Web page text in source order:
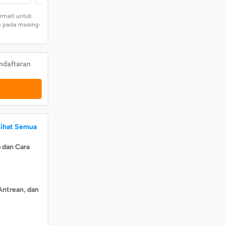
untuk
pada masing-
Semua
Cara
dan